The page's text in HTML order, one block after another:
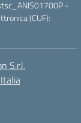
-
(CUF):
S.r.l.